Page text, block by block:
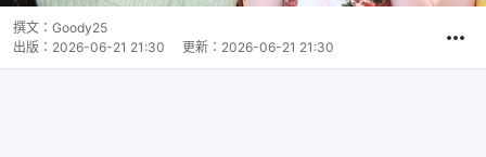
撰文： Goody25
出版： 2026-06-21 21:30 更新： 2026-06-21 21:30